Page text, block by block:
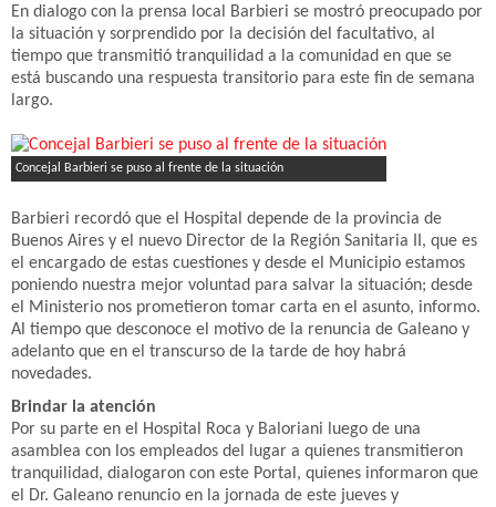
En dialogo con la prensa local Barbieri se mostró preocupado por
la situación y sorprendido por la decisión del facultativo, al
tiempo que transmitió tranquilidad a la comunidad en que se
está buscando una respuesta transitorio para este fin de semana
largo.
Concejal Barbieri se puso al frente de la situación
Barbieri recordó que el Hospital depende de la provincia de
Buenos Aires y el nuevo Director de la Región Sanitaria II, que es
el encargado de estas cuestiones y desde el Municipio estamos
poniendo nuestra mejor voluntad para salvar la situación; desde
el Ministerio nos prometieron tomar carta en el asunto, informo.
Al tiempo que desconoce el motivo de la renuncia de Galeano y
adelanto que en el transcurso de la tarde de hoy habrá
novedades.
Brindar la atención
Por su parte en el Hospital Roca y Baloriani luego de una
asamblea con los empleados del lugar a quienes transmitieron
tranquilidad, dialogaron con este Portal, quienes informaron que
el Dr. Galeano renuncio en la jornada de este jueves y